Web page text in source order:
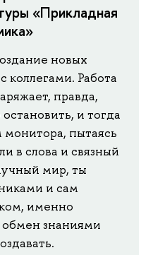
«Прикладная
новых
коллегами. Работа
правда,
и тогда
пытаясь
в слова и связный
мир, ты
и сам
именно
знаниями